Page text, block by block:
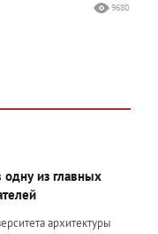
9680
одну из главных
архитектуры